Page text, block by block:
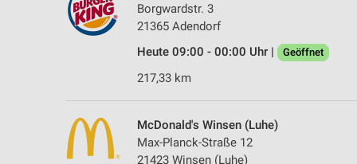
Borgwardstr. 3
21365 Adendorf
Heute 09:00 - 00:00 Uhr |
Geöffnet
217,33 km
McDonald's Winsen (Luhe)
Max-Planck-Straße 12
21423 Winsen (Luhe)
Geräte anhand von aktiv angeforderten Informationen
Nicht-IAB-Verarbeitungszwecke:
Funktional